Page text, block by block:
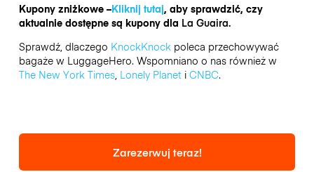
Kupony zniżkowe –Kliknij tutaj, aby sprawdzić, czy
aktualnie dostępne są kupony dla La Guaira.
Sprawdź, dlaczego KnockKnockpoleca przechowywać
bagaże w LuggageHero. Wspomniano o nas również w
The New York Times, Lonely Planeti CNBC.
Zarezerwuj teraz!